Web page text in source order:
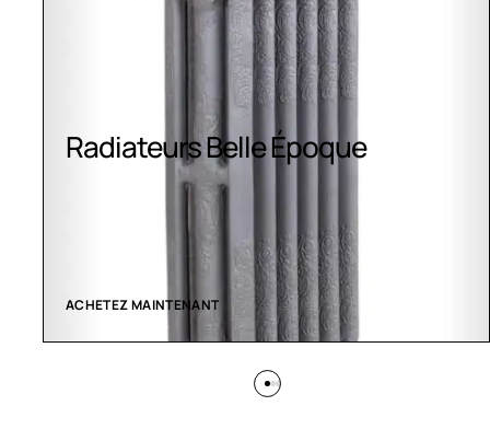
Climatisation Greenor
VOIR LES CRÉATIONS